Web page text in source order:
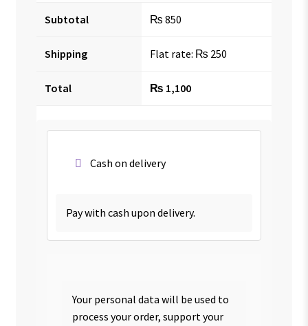
Subtotal ₨ 850
Shipping Flat rate: ₨ 250
Total ₨ 1,100
Cash on delivery
Pay with cash upon delivery.
Your personal data will be used to
process your order, support your